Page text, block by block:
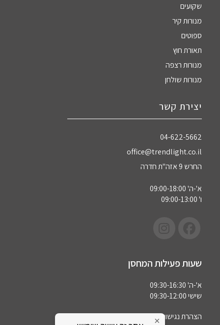
שקועים
מנורות קיר
ספוטים
תאורת חוץ
מנורות רצפה
מנורות שולחן
יצירת קשר
04-622-5662‏
office@trendlight.co.il
החרש 9 אזה"ת חדרה
א'-ה' 09:00-18:00
ו' 09:00-13:00
שעות פעילות המחסן
א'-ה' 09:30-16:30
שישי 09:30-12:00
הצהרת נגישות×